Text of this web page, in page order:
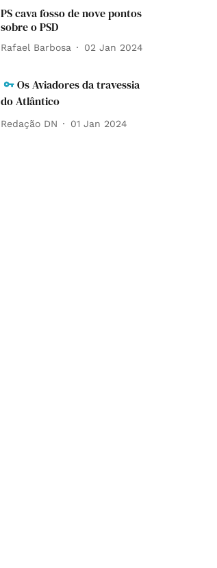
PS cava fosso de nove pontos
sobre o PSD
Rafael Barbosa 02 Jan 2024
Os Aviadores da travessia
do Atlântico
Redação DN 01 Jan 2024